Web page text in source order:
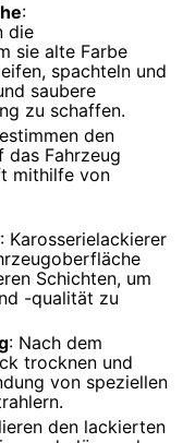
:
die
sie alte Farbe
spachteln und
saubere
zu schaffen.
den
das Fahrzeug
mithilfe von
: Karosserielackierer
Schichten, um
-qualität zu
: Nach dem
trocknen und
von speziellen
den lackierten